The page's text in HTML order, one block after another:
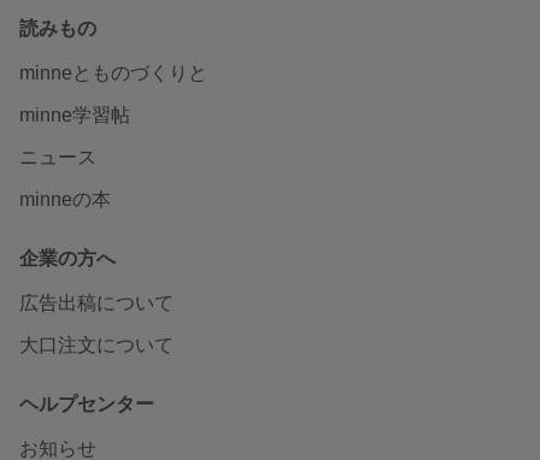
読みもの
minneとものづくりと
minne学習帖
ニュース
minneの本
企業の方へ
広告出稿について
大口注文について
ヘルプセンター
お知らせ